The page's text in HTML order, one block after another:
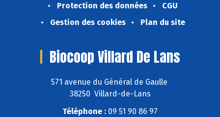
Protection des données
CGU
Gestion des cookies
Plan du site
Biocoop Villard De Lans
571 avenue du Général de Gaulle
38250 Villard-de-Lans
Téléphone : 09 51 90 86 97